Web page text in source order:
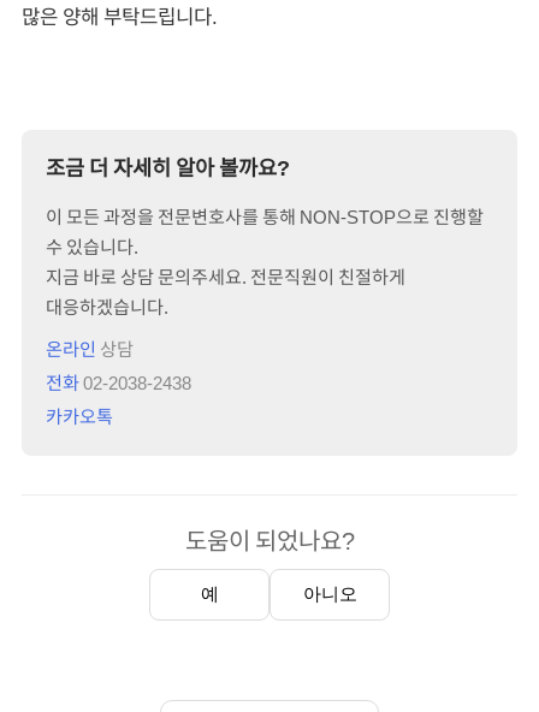
많은 양해 부탁드립니다.
조금 더 자세히 알아 볼까요?
이 모든 과정을 전문변호사를 통해 NON-STOP으로 진행할
수 있습니다.
지금 바로 상담 문의주세요. 전문직원이 친절하게
대응하겠습니다.
온라인 상담
전화02-2038-2438
카카오톡
도움이 되었나요?
예 아니오